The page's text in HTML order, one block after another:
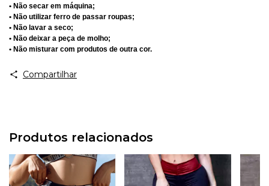
• Não secar em máquina;
• Não utilizar ferro de passar roupas;
• Não lavar a seco;
• Não deixar a peça de molho;
• Não misturar com produtos de outra cor.
Compartilhar
Produtos relacionados